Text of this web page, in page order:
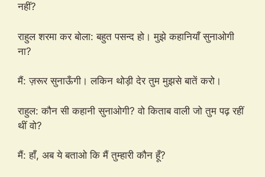
नहीं?
राहुल शरमा कर बोला: बहुत पसन्द हो। मुझे कहानियाँ सुनाओगी
ना?
मैं: ज़रूर सुनाऊँगी। लकिन थोड़ी देर तुम मुझसे बातें करो।
राहुल: कौन सी कहानी सुनाओगी? वो किताब वाली जो तुम पढ़ रहीं
थीं वो?
मैं: हाँ, अब ये बताओ कि मैं तुम्हारी कौन हूँ?